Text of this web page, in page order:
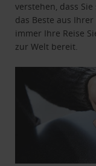
verstehen, dass
das Beste aus
immer Ihre Reise
zur Welt bereit.